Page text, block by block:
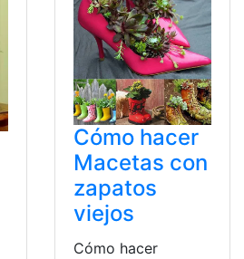
Cómo hacer
Macetas con
zapatos
viejos
Cómo hacer